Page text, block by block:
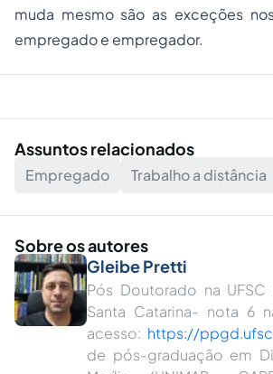
muda mesmo são as exceções
empregado e empregador.
Assuntos relacionados
Empregado Trabalho a distância
Sobre os autores
Gleibe Pretti
Pós Doutorado na
Santa Catarina- nota 6
acesso: https://
de pós-graduação em